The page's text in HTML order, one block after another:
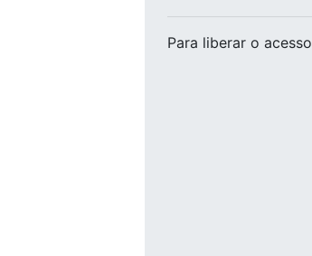
Para liberar o acesso